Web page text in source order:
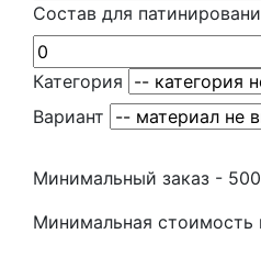
Состав для
Категория
Вариант
Минимальный заказ -
Минимальная стоимость